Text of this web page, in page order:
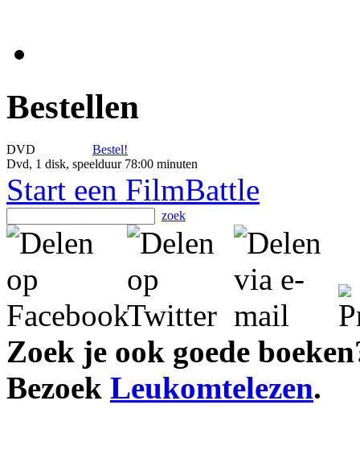
Bestellen
DVD
Bestel!
Dvd, 1 disk, speelduur 78:00 minuten
Start een FilmBattle
zoek
Zoek je ook goede
Bezoek Leukomtelezen.